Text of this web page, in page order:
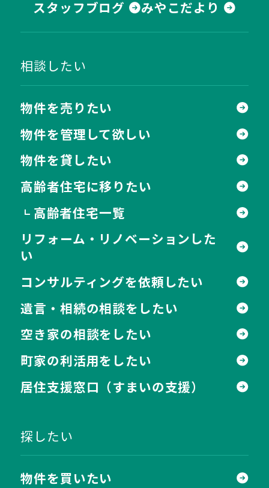
スタッフブログ みやこだより
相談したい
物件を売りたい
物件を管理して欲しい
物件を貸したい
高齢者住宅に移りたい
┗ 高齢者住宅一覧
リフォーム・リノベーションした
い
コンサルティングを依頼したい
遺言・相続の相談をしたい
空き家の相談をしたい
町家の利活用をしたい
居住支援窓口 （すまいの支援）
探したい
物件を買いたい